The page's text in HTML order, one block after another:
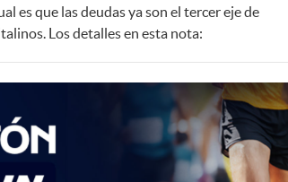
es que las deudas ya son el tercer eje de
Los detalles en esta nota: